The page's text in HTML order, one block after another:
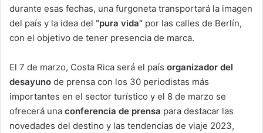
durante esas fechas, una furgoneta transportará la imagen
del país y la idea del “pura vida” por las calles de Berlín,
con el objetivo de tener presencia de marca.
El 7 de marzo, Costa Rica será el país organizador del
desayuno de prensa con los 30 periodistas más
importantes en el sector turístico y el 8 de marzo se
ofrecerá una conferencia de prensa para destacar las
novedades del destino y las tendencias de viaje 2023,